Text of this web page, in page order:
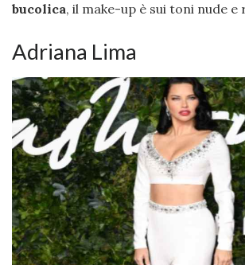
bucolica, il make-up è sui toni nude e
Adriana Lima